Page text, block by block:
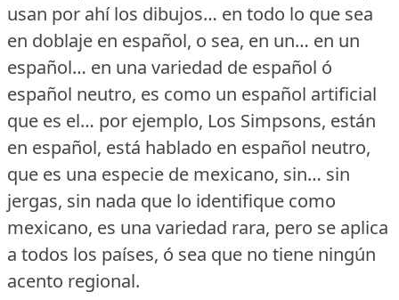
usan por ahí los dibujos… en todo lo que sea
en doblaje en español, o sea, en un… en un
español… en una variedad de español ó
español neutro, es como un español artificial
que es el… por ejemplo, Los Simpsons, están
en español, está hablado en español neutro,
que es una especie de mexicano, sin… sin
jergas, sin nada que lo identifique como
mexicano, es una variedad rara, pero se aplica
a todos los países, ó sea que no tiene ningún
acento regional.